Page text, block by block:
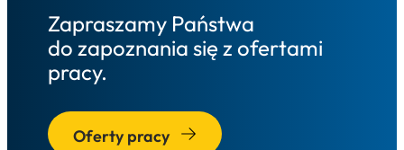
Zapraszamy Państwa
do zapoznania się z ofertami
pracy.
Oferty pracy